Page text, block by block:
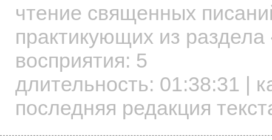
чтение священных
практикующих из раздела
восприятия: 5
длительность: 01:38:31 |
последняя редакция